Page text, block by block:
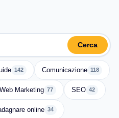
Cerca
142 Comunicazione 118
Web Marketing 77 SEO 42
online 34